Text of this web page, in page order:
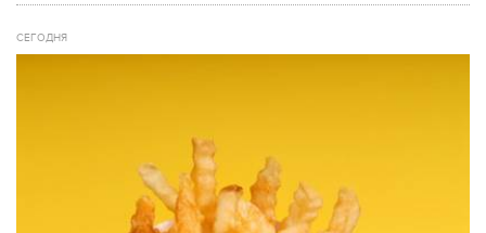
СЕГОДНЯ